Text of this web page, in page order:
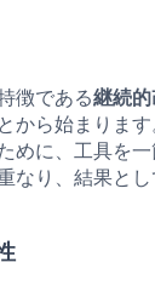
徴である継続
から始まりま
めに、工具を
なり、結果と